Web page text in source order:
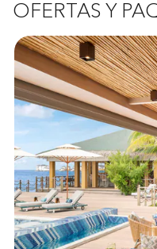
OFERTAS Y